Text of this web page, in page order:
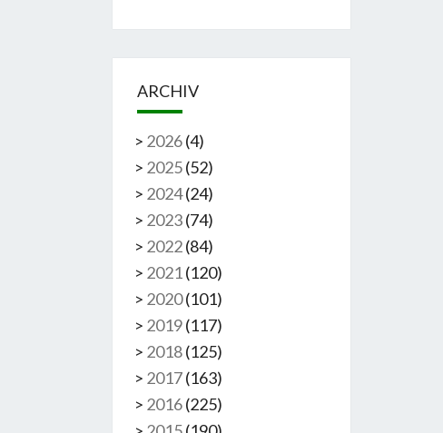
ARCHIV
> 2026 (4)
> 2025 (52)
> 2024 (24)
> 2023 (74)
> 2022 (84)
> 2021 (120)
> 2020 (101)
> 2019 (117)
> 2018 (125)
> 2017 (163)
> 2016 (225)